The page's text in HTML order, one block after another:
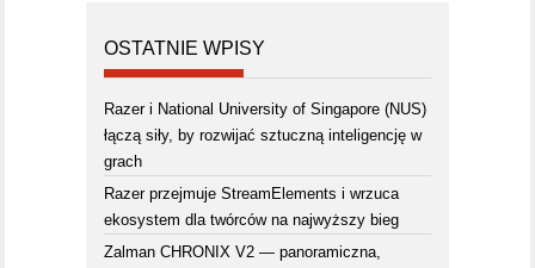
OSTATNIE WPISY
Razer i National University of Singapore (NUS)
łączą siły, by rozwijać sztuczną inteligencję w
grach
Razer przejmuje StreamElements i wrzuca
ekosystem dla twórców na najwyższy bieg
Zalman CHRONIX V2 — panoramiczna,